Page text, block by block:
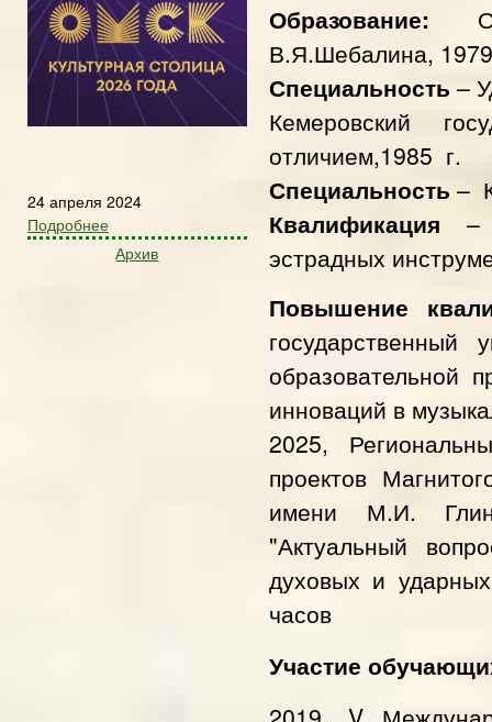
24 апреля 2024
Подробнее
Архив
Образование:
В.Я.Шебалина,
Специальность –
Кемеровский
отличием,1985 г.
Специальность –
Квалификация –
эстрадных
Повышение
государственный
образовательной
инноваций в
2025,
проектов
имени М.И.
"Актуальный
духовых и
часов
Участие